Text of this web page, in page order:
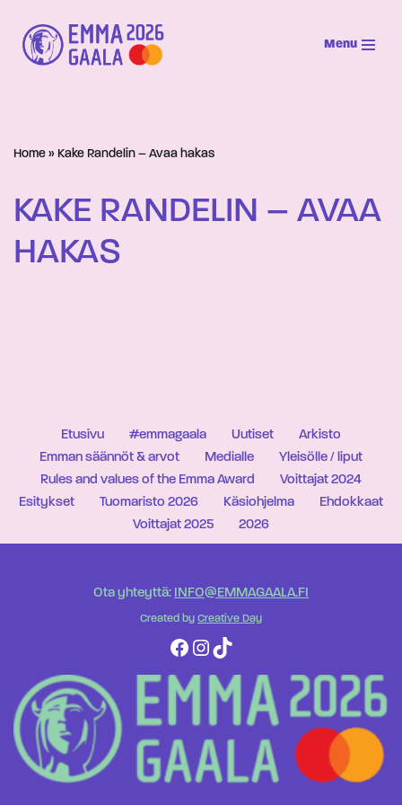
Siirry
suoraan
Menu
Home » Kake Randelin – Avaa hakas
KAKE RANDELIN – AVAA
HAKAS
Etusivu #emmagaala Uutiset
Arkisto
Emman säännöt & arvot
Medialle
Yleisölle / liput
Rules and values of the Emma Award
Voittajat 2024
Esitykset
Tuomaristo 2026 Käsiohjelma
Ehdokkaat
Voittajat 2025
2026
Ota yhteyttä: INFO@EMMAGAALA.FI
Created by Creative Day